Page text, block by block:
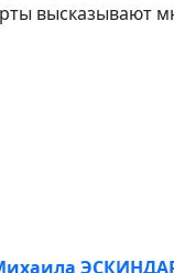
высказывают